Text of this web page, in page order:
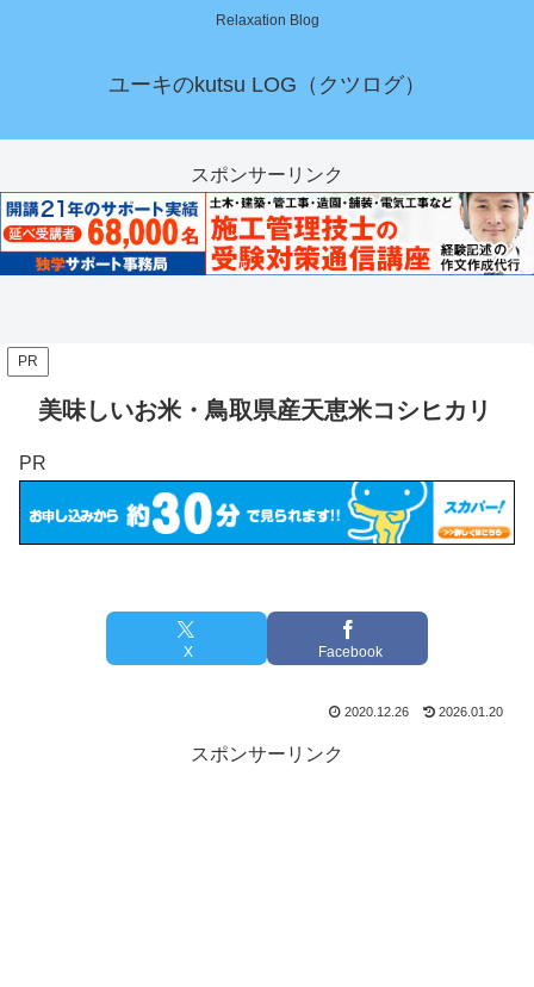
Relaxation Blog
ユーキのkutsu LOG（クツログ）
スポンサーリンク
PR
美味しいお米・鳥取県産天恵米コシヒカリ
PR
X Facebook
2020.12.26 2026.01.20
スポンサーリンク